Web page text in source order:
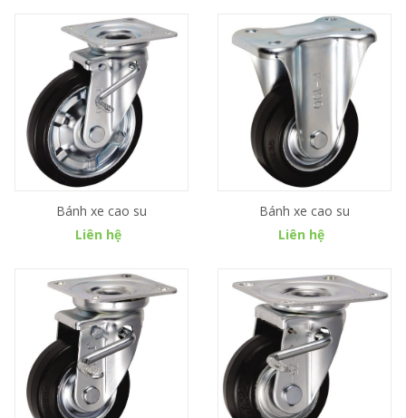
Bánh xe cao su
Liên hệ
Bánh xe cao su
Liên hệ